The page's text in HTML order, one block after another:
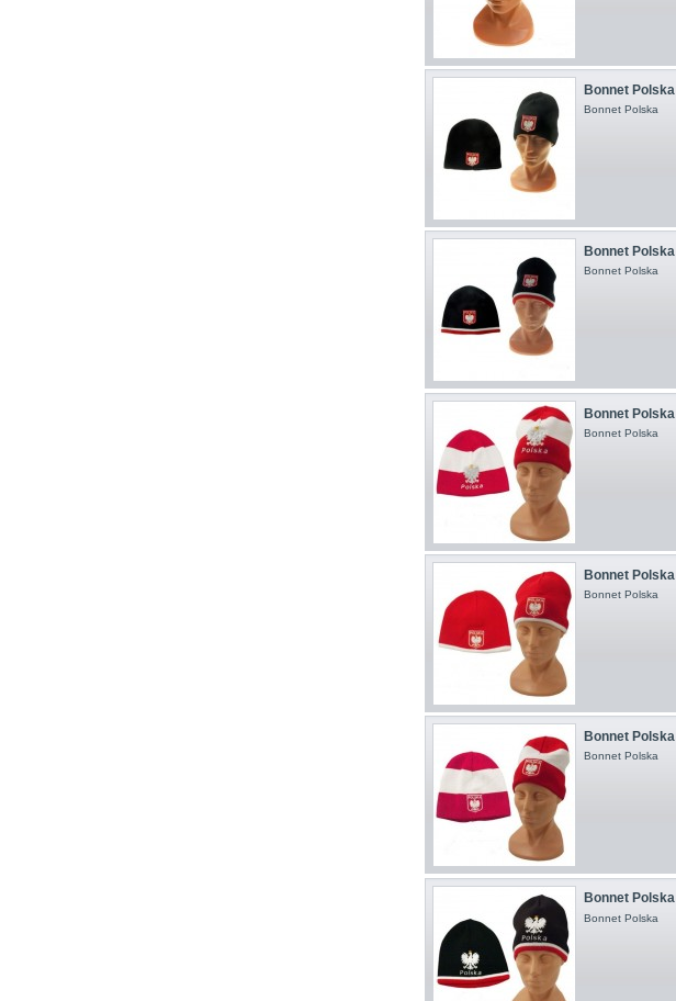
Bonnet Polska
Bonnet Polska
Bonnet Polska
Bonnet Polska
Bonnet Polska
Bonnet Polska
Bonnet Polska
Bonnet Polska
Bonnet Polska
Bonnet Polska
Bonnet Polska
Bonnet Polska